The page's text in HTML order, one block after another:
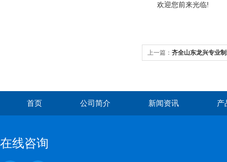
欢迎您前来光临!
上一篇： 齐全山东龙兴专业
首页 公司简介 新闻资讯 产
在线咨询